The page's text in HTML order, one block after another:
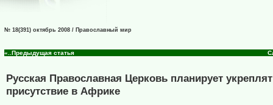
№ 18(391) октябрь 2008 / Православный мир
«..Предыдущая статья
Русская Православная Церковь планирует
присутствие в Африке